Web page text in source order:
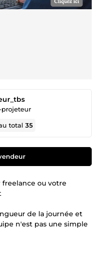
projeteur
total35
ou votre
de la journée et
n'est pas une simple